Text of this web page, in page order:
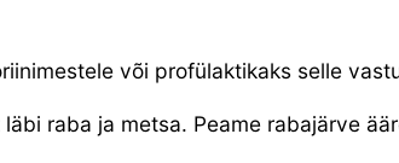
või profülaktikaks selle
raba ja metsa. Peame rabajärve